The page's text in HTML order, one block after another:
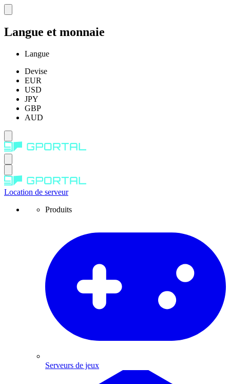
Langue et monnaie
Langue
Devise
EUR
USD
JPY
GBP
AUD
Location de serveur
Produits
Serveurs de jeux